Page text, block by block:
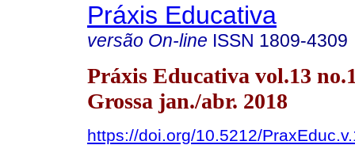
Práxis Educativa
versão On-line ISSN 1809-4309
Práxis Educativa vol.13
Grossa jan./abr. 2018
https://doi.org/10.5212/